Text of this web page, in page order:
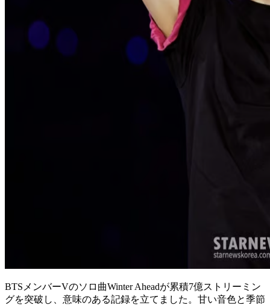
BTS メンバーVのソロ曲Winter Aheadが累積7億ストリーミン
グを突破し、意味のある記録を立てました。甘い音色と季節